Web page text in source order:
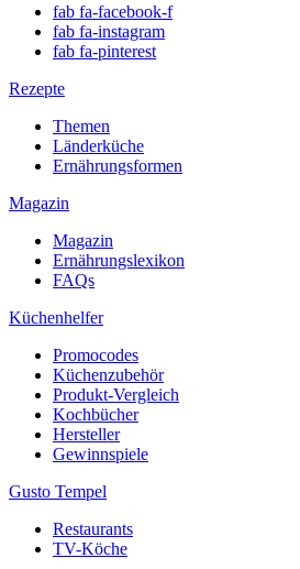
fab fa-facebook-f
fab fa-instagram
fab fa-pinterest
Rezepte
Themen
Länderküche
Ernährungsformen
Magazin
Magazin
Ernährungslexikon
FAQs
Küchenhelfer
Promocodes
Küchenzubehör
Produkt-Vergleich
Kochbücher
Hersteller
Gewinnspiele
Gusto Tempel
Restaurants
TV-Köche